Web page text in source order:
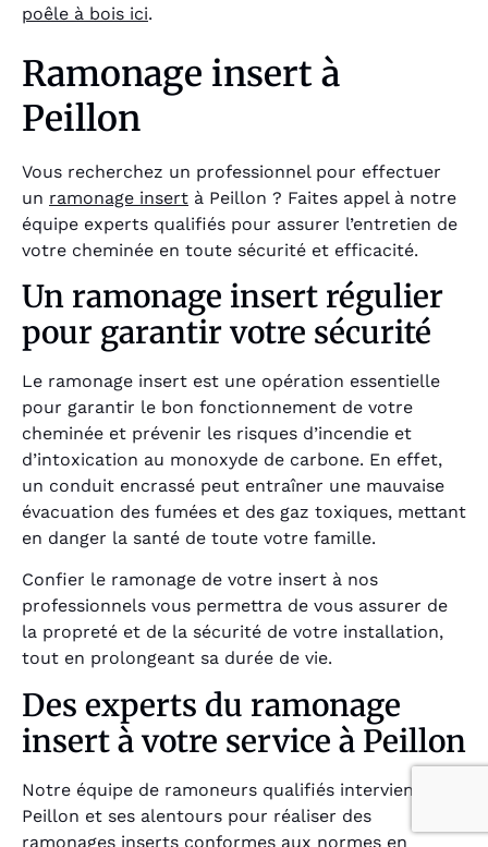
poêle à bois ici.
Ramonage insert à
Peillon
Vous recherchez un professionnel pour effectuer
un ramonage insert à Peillon ? Faites appel à notre
équipe experts qualifiés pour assurer l’entretien de
votre cheminée en toute sécurité et efficacité.
Un ramonage insert régulier
pour garantir votre sécurité
Le ramonage insert est une opération essentielle
pour garantir le bon fonctionnement de votre
cheminée et prévenir les risques d’incendie et
d’intoxication au monoxyde de carbone. En effet,
un conduit encrassé peut entraîner une mauvaise
évacuation des fumées et des gaz toxiques, mettant
en danger la santé de toute votre famille.
Confier le ramonage de votre insert à nos
professionnels vous permettra de vous assurer de
la propreté et de la sécurité de votre installation,
tout en prolongeant sa durée de vie.
Des experts du ramonage
insert à votre service à Peillon
Notre équipe de ramoneurs qualifiés intervient à
Peillon et ses alentours pour réaliser des
ramonages inserts conformes aux normes en